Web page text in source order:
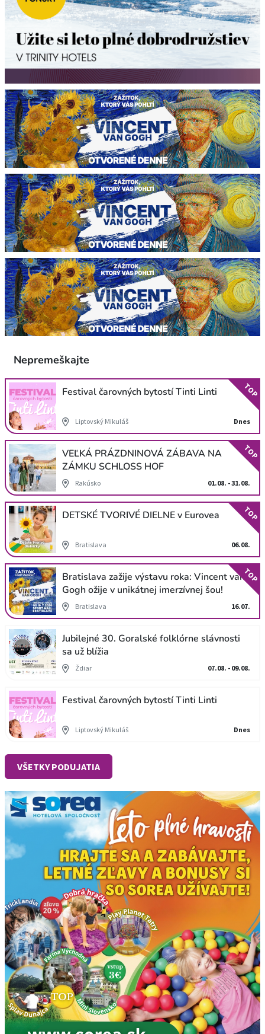
Nepremeškajte
Festival čarovných bytostí Tinti Linti
Liptovský Mikuláš Dnes
TOP
VEĽKÁ PRÁZDNINOVÁ ZÁBAVA NA
ZÁMKU SCHLOSS HOF
Rakúsko 01.08. - 31.08.
TOP
DETSKÉ TVORIVÉ DIELNE v Eurovea
Bratislava 06.08.
TOP
Bratislava zažije výstavu roka: Vincent van
Gogh ožije v unikátnej imerzívnej šou!
Bratislava 16.07.
TOP
Jubilejné 30. Goralské folklórne slávnosti
sa už blížia
Ždiar 07.08. - 09.08.
Festival čarovných bytostí Tinti Linti
Liptovský Mikuláš Dnes
VŠETKY PODUJATIA